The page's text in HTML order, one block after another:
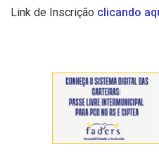
Link de Inscrição clicando